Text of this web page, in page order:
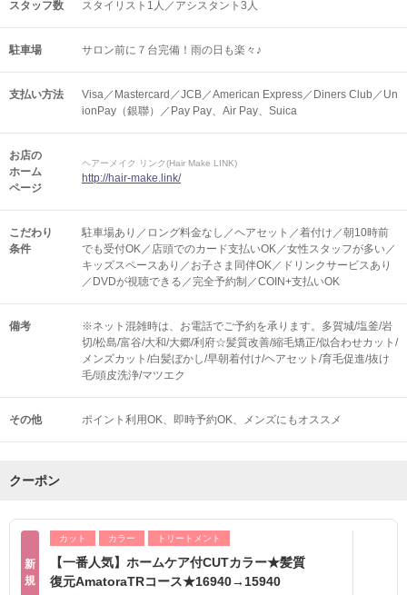
スタッフ数 スタイリスト1人／アシスタント3人
駐車場 サロン前に７台完備！雨の日も楽々♪
支払い方法
Visa／Mastercard／JCB／American Express／Diners Club／Un
ionPay（銀聯）／Pay Pay、Air Pay、Suica
お店の
ホーム
ページ
ヘアーメイク リンク(Hair Make LINK)
http://hair-make.link/
こだわり
条件
駐車場あり／ロング料金なし／ヘアセット／着付け／朝10時前
でも受付OK／店頭でのカード支払いOK／女性スタッフが多い／
キッズスペースあり／お子さま同伴OK／ドリンクサービスあり
／DVDが視聴できる／完全予約制／COIN+支払いOK
備考
※ネット混雑時は、お電話でご予約を承ります。多賀城/塩釜/岩
切/松島/富谷/大和/大郷/利府☆髪質改善/縮毛矯正/似合わせカット/
メンズカット/白髪ぼかし/早朝着付け/ヘアセット/育毛促進/抜け
毛/頭皮洗浄/マツエク
その他 ポイント利用OK 即時予約OK メンズにもオススメ
クーポン
新
規
カット カラー トリートメント
【一番人気】ホームケア付CUTカラー★髪質
復元AmatoraTRコース★16940→15940